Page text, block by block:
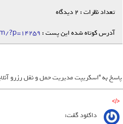
تعداد نظرات : 2 دیدگاه
آدرس کوتاه شده این پست : ?p=14259
داکلودگفت: